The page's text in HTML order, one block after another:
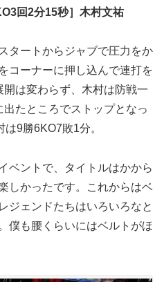
回2分15秒］木村文祐
タートからジャブで圧力をか
コーナーに押し込んで連打を
は変わらず、木村は防戦一
たところでストップとなっ
9勝6KO7敗1分。
ベントで、タイトルはかから
しかったです。これからはベ
ジェンドたちはいろいろなと
僕も腰くらいにはベルトがほ